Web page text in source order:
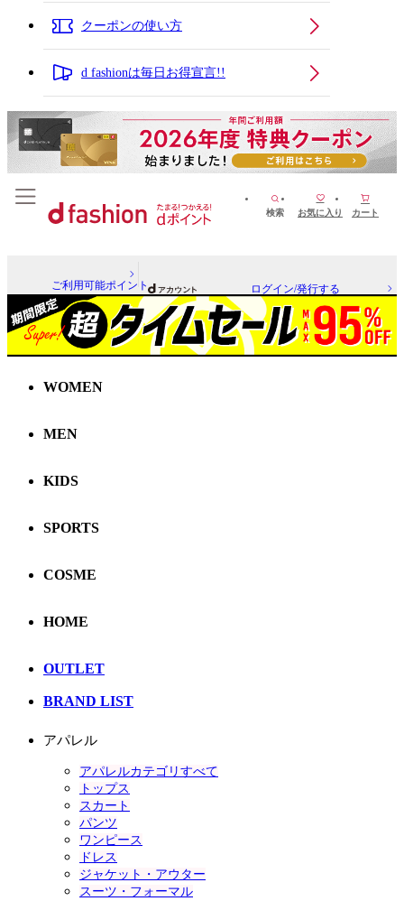
クーポンの使い方
d fashionは毎日お得宣言!!
検索 お気に入り カート
ご利用可能ポイント ログイン/発行する
WOMEN
MEN
KIDS
SPORTS
COSME
HOME
OUTLET
BRAND LIST
アパレル
アパレルカテゴリすべて
トップス
スカート
パンツ
ワンピース
ドレス
ジャケット・アウター
スーツ・フォーマル